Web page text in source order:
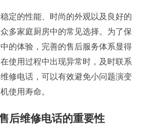
定的性能、时尚的外观以及良好的
多家庭厨房中的常见选择。为了保
的体验，完善的售后服务体系显得
使用过程中出现异常时，及时联系
修电话，可以有效避免小问题演变
使用寿命。
后维修电话的重要性